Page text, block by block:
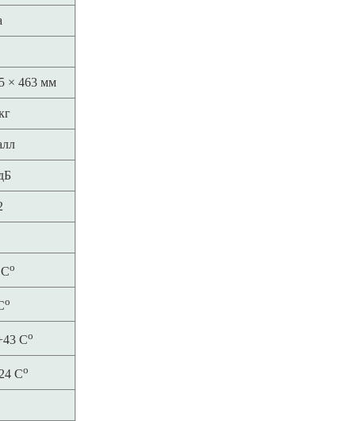
× 463 мм
о
о
Cо
Cо